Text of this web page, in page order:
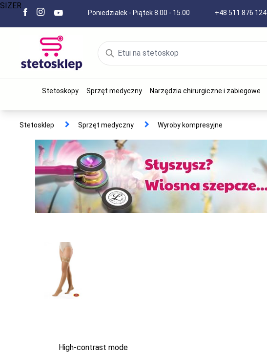
Poniedziałek - Piątek 8.00 - 15.00 +48 511 876 124
Stetoskopy Sprzęt medyczny Narzędzia chirurgiczne i zabiegowe
Stetosklep Sprzęt medyczny Wyroby kompresyjne
High-contrast mode
SIZER